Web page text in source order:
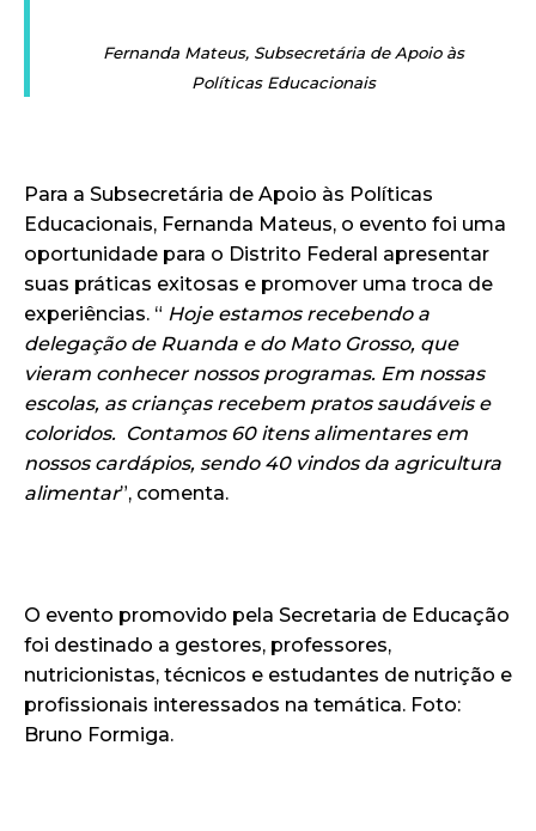
Fernanda Mateus, Subsecretária de Apoio às
Políticas Educacionais
Para a Subsecretária de Apoio às Políticas
Educacionais, Fernanda Mateus, o evento foi uma
oportunidade para o Distrito Federal apresentar
suas práticas exitosas e promover uma troca de
experiências. “ Hoje estamos recebendo a
delegação de Ruanda e do Mato Grosso, que
vieram conhecer nossos programas. Em nossas
escolas, as crianças recebem pratos saudáveis e
coloridos. Contamos 60 itens alimentares em
nossos cardápios, sendo 40 vindos da agricultura
alimentar”, comenta.
O evento promovido pela Secretaria de Educação
foi destinado a gestores, professores,
nutricionistas, técnicos e estudantes de nutrição e
profissionais interessados na temática. Foto:
Bruno Formiga.